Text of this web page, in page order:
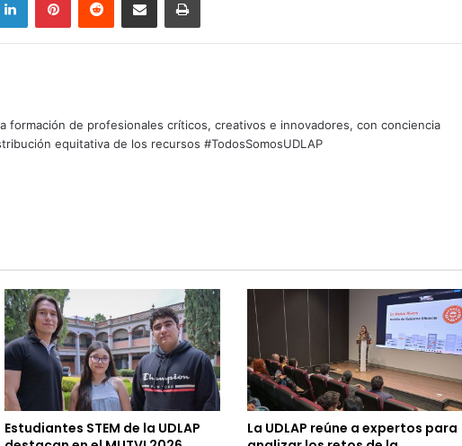
formación de profesionales críticos, creativos e innovadores, con conciencia
equitativa de los recursos #TodosSomosUDLAP
Estudiantes STEM de la UDLAP
La UDLAP reúne a expertos para